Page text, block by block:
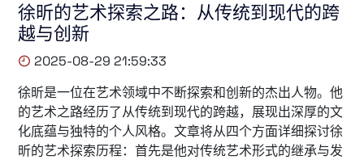
徐昕的艺术探索之路：从传统到现代的跨
越与创新
2025-08-29 21:59:33
徐昕是一位在艺术领域中不断探索和创新的杰出人物。他
的艺术之路经历了从传统到现代的跨越，展现出深厚的文
化底蕴与独特的个人风格。文章将从四个方面详细探讨徐
昕的艺术探索历程：首先是他对传统艺术形式的继承与发